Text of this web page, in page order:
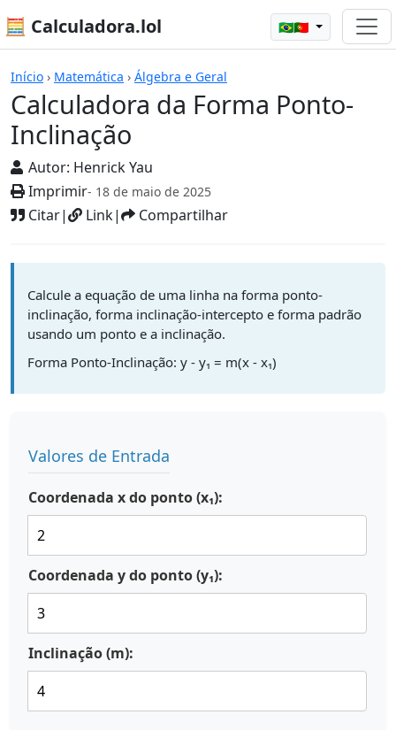
🧮 Calculadora.lol 🇧🇷🇵🇹
Início › Matemática › Álgebra e Geral
Calculadora da Forma Ponto-
Inclinação
Autor: Henrick Yau
Imprimir- 18 de maio de 2025
Citar| Link| Compartilhar
Calculadoras
Calcule a equação de uma linha na forma ponto-
inclinação, forma inclinação-intercepto e forma padrão
usando um ponto e a inclinação.
Forma Ponto-Inclinação: y - y₁ = m(x - x₁)
Valores de Entrada
Coordenada x do ponto (x₁):
Coordenada y do ponto (y₁):
Inclinação (m):